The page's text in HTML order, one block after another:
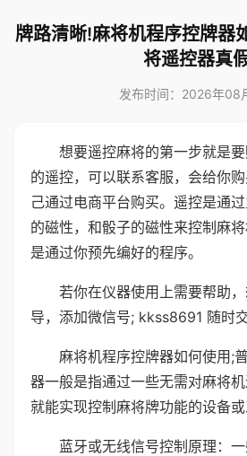
牌路清晰!麻将机程序控牌器
将遥控器真
发布时间：2026年08
想要遥控麻将的第一步就是
的遥控，可以联系客服，会给你
己通过电商平台购买。遥控是通
的磁性，和骰子的磁性来控制麻
是通过你预先编好的程序。
若你在仪器使用上需要帮助
导，添加微信号; kkss8691 随时交
麻将机程序控牌器如何使用;
器一般是指通过一些无需对麻将
就能实现控制麻将牌功能的设备或
蓝牙或无线信号控制原理：